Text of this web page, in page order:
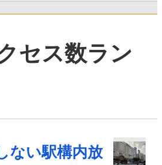
セス数ラン
ない駅構内放